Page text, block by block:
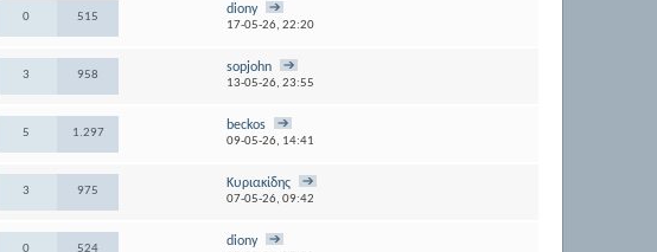
0 515
diony
17-05-26, 22:20
3 958
sopjohn
13-05-26, 23:55
5 1.297
beckos
09-05-26, 14:41
3 975
Κυριακίδης
07-05-26, 09:42
0 524
diony